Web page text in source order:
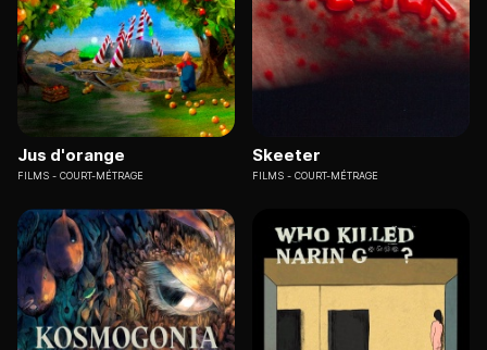
Jus d'orange
FILMS COURT-MÉTRAGE
Skeeter
FILMS COURT-MÉTRAGE